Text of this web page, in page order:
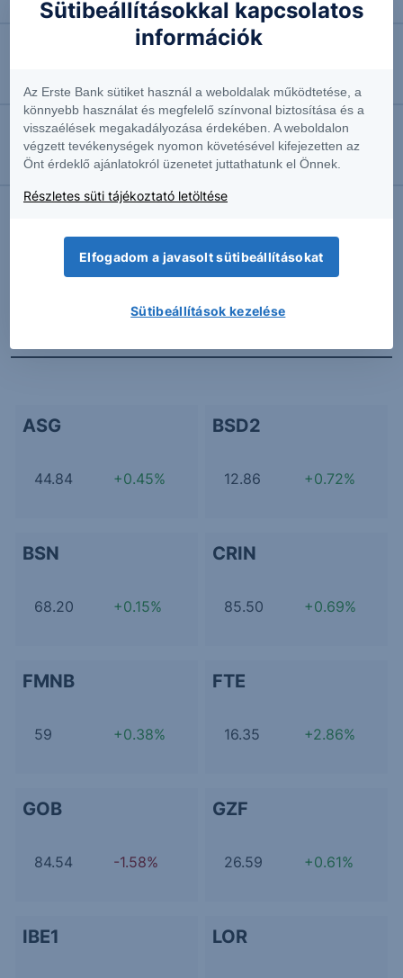
Ismét halasztják a Bayer perét
Feladta ellenállását a Commerzbank
2026.08.06. 10:39
Megemelte előrejelzését a Siemens
További Erste elemzések
ASG
44.84 +0.45%
BSD2
12.86 +0.72%
BSN
68.20 +0.15%
CRIN
85.50 +0.69%
FMNB
59 +0.38%
FTE
16.35 +2.86%
GOB
84.54 -1.58%
GZF
26.59 +0.61%
IBE1 LOR
Sütibeállításokkal kapcsolatos
információk
Az Erste Bank sütiket használ a weboldalak működtetése, a
könnyebb használat és megfelelő színvonal biztosítása és a
visszaélések megakadályozása érdekében. A weboldalon
végzett tevékenységek nyomon követésével kifejezetten az
Önt érdeklő ajánlatokról üzenetet juttathatunk el Önnek.
Részletes süti tájékoztató letöltése
Elfogadom a javasolt sütibeállításokat
Sütibeállítások kezelése